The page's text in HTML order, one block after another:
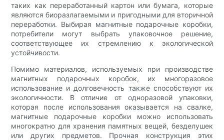
таких как переработанный картон или бумага, которые
являются биоразлагаемыми и пригодными для вторичной
переработки. Выбирая магнитные подарочные коробки,
потребители могут выбрать упаковочное решение,
соответствующее их стремлению к экологической
устойчивости.
Помимо материалов, используемых при производстве
магнитных подарочных коробок, их многоразовое
использование и долговечность также способствуют их
экологичности. В отличие от одноразовой упаковки,
которая после использования оказывается на свалке,
магнитные подарочные коробки можно использовать
многократно для хранения памятных вещей, безделушек
или других предметов. Прочная конструкция этих